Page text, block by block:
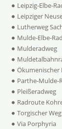
Leipzig-Elbe-
Leipziger
Lutherweg
Mulde-Elbe-
Mulderadweg
Ökumenischer
Parthe-Mulde-
Pleißeradweg
Radroute
Torgischer Weg
Via Porphyria